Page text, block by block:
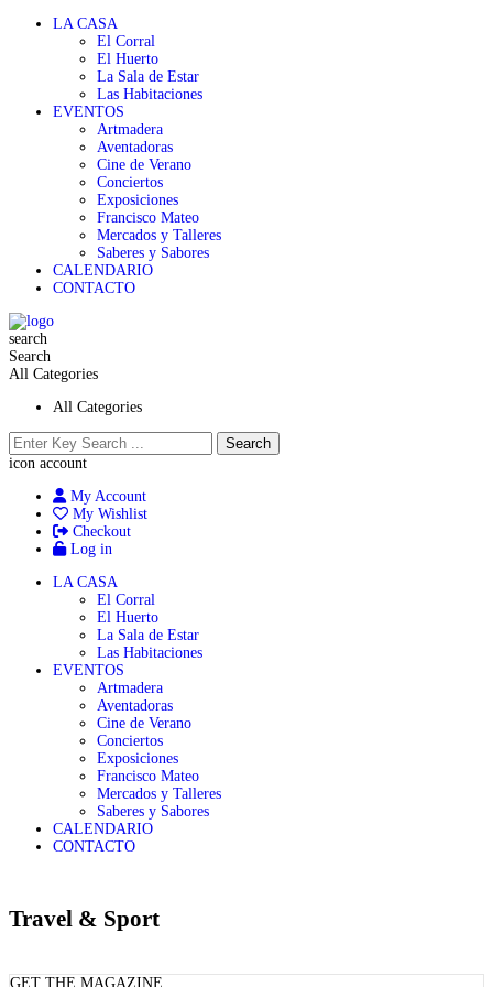
LA CASA
El Corral
El Huerto
La Sala de Estar
Las Habitaciones
EVENTOS
Artmadera
Aventadoras
Cine de Verano
Conciertos
Exposiciones
Francisco Mateo
Mercados y Talleres
Saberes y Sabores
CALENDARIO
CONTACTO
search
Search
All Categories
All Categories
Search
icon account
My Account
My Wishlist
Checkout
Log in
LA CASA
El Corral
El Huerto
La Sala de Estar
Las Habitaciones
EVENTOS
Artmadera
Aventadoras
Cine de Verano
Conciertos
Exposiciones
Francisco Mateo
Mercados y Talleres
Saberes y Sabores
CALENDARIO
CONTACTO
Travel & Sport
GET THE MAGAZINE